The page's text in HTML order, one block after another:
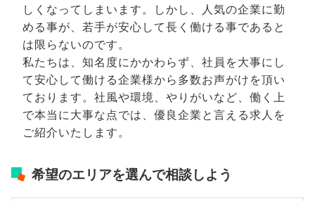
しくなってしまいます。しかし、人気の企業に勤
める事が、若手が安心して長く働ける事であると
は限らないのです。
私たちは、知名度にかかわらず、社員を大事にし
て安心して働ける企業様から多数お声がけを頂い
ております。社風や環境、やりがいなど、働く上
で本当に大事な点では、優良企業と言える求人を
ご紹介いたします。
希望のエリアを選んで相談しよう